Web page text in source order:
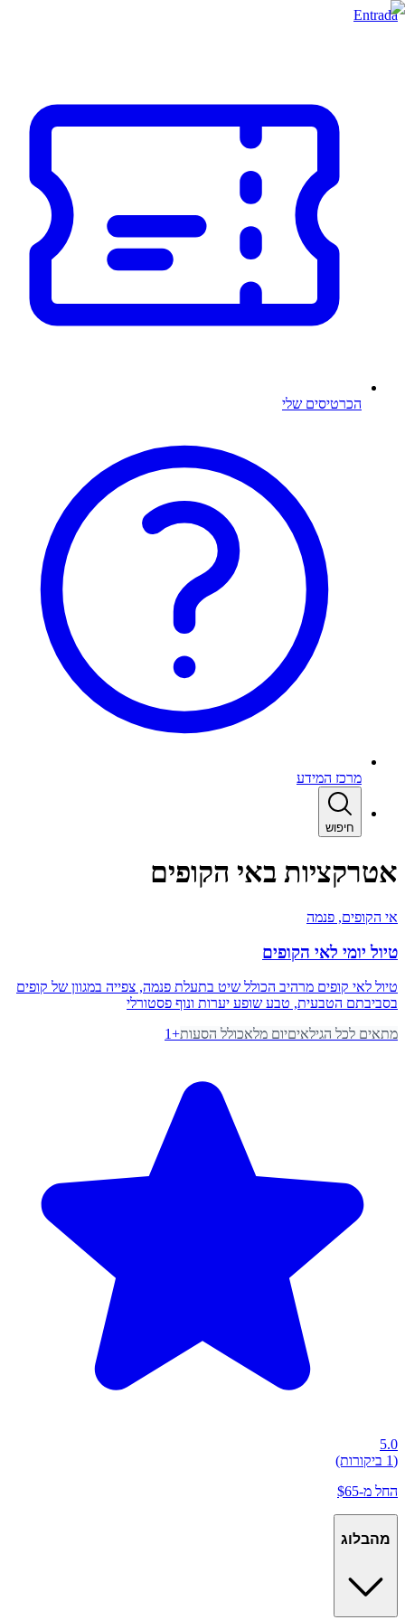
Entrada
הכרטיסים שלי
מרכז המידע
חיפוש
אטרקציות באי הקופים
אי הקופים, פנמה
טיול יומי לאי הקופים
טיול לאי קופים מרהיב הכולל שיט בתעלת פנמה, צפייה במגוון של קופים
בסביבתם הטבעית, טבע שופע יערות ונוף פסטורלי
מתאים לכל הגילאיםיום מלאכולל הסעות+
1
5.0
(1 ביקורות)
החל מ-$65
מהבלוג